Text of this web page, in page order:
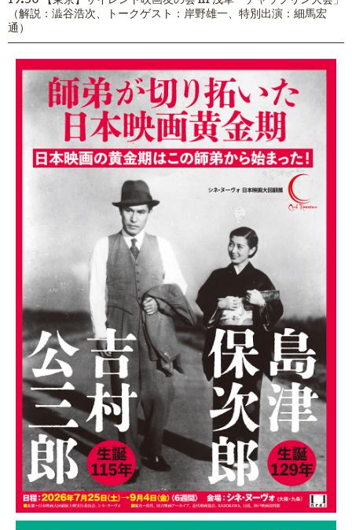
（解説：澁谷浩次、トークゲスト：岸野雄一、特別出演：細馬宏
通）